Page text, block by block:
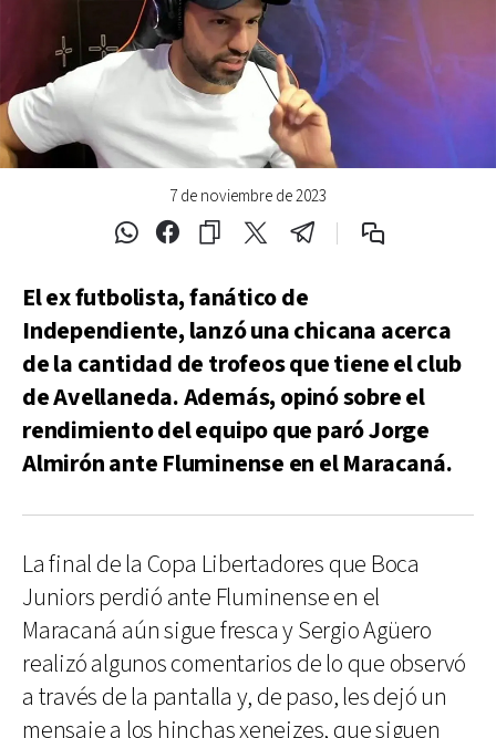
7 de noviembre de 2023
El ex futbolista, fanático de
Independiente, lanzó una chicana acerca
de la cantidad de trofeos que tiene el club
de Avellaneda. Además, opinó sobre el
rendimiento del equipo que paró Jorge
Almirón ante Fluminense en el Maracaná.
La final de la Copa Libertadores que Boca
Juniors perdió ante Fluminense en el
Maracaná aún sigue fresca y Sergio Agüero
realizó algunos comentarios de lo que observó
a través de la pantalla y, de paso, les dejó un
mensaje a los hinchas xeneizes, que siguen